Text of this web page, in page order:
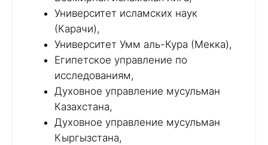
Университет исламских наук
(Карачи),
Университет Умм аль-Кура (Мекка),
Египетское управление по
исследованиям,
Духовное управление мусульман
Казахстана,
Духовное управление мусульман
Кыргызстана,